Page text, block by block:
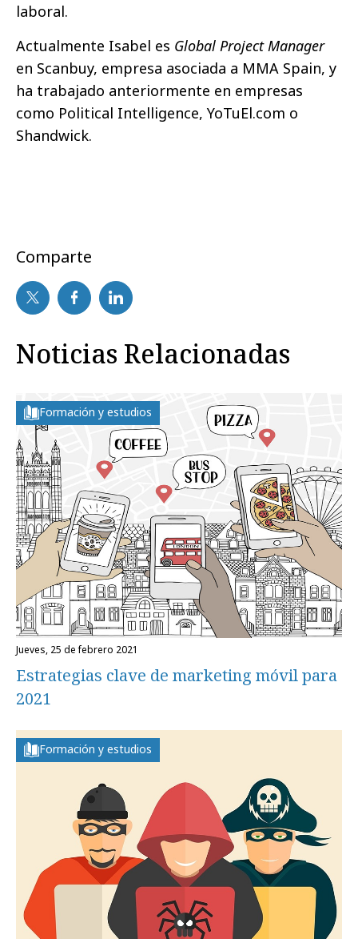
laboral.
Actualmente Isabel es Global Project Manager
en Scanbuy, empresa asociada a MMA Spain, y
ha trabajado anteriormente en empresas
como Political Intelligence, YoTuEl.com o
Shandwick.
Comparte
Noticias Relacionadas
Formación y estudios
jueves, 25 de febrero 2021
Estrategias clave de marketing móvil para
2021
Formación y estudios